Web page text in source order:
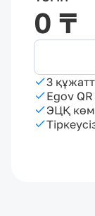
0 ₸
3
Egov
ЭЦҚ